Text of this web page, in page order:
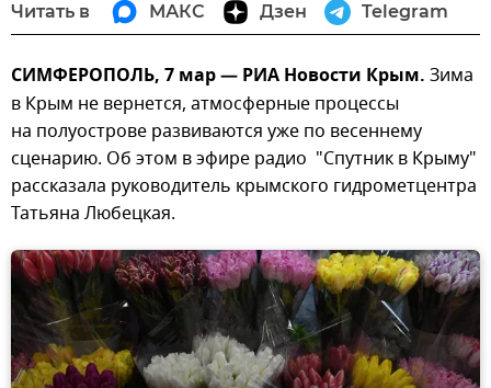
Читать в МАКС Дзен Telegram
СИМФЕРОПОЛЬ, 7 мар — РИА Новости Крым. Зима
в Крым не вернется, атмосферные процессы
на полуострове развиваются уже по весеннему
сценарию. Об этом в эфире радио "Спутник в Крыму"
рассказала руководитель крымского гидрометцентра
Татьяна Любецкая.